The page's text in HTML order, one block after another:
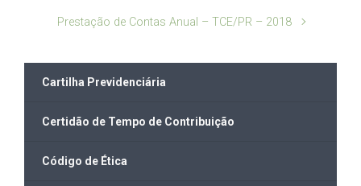
Prestação de Contas Anual – TCE/PR – 2018
Cartilha Previdenciária
Certidão de Tempo de Contribuição
Código de Ética